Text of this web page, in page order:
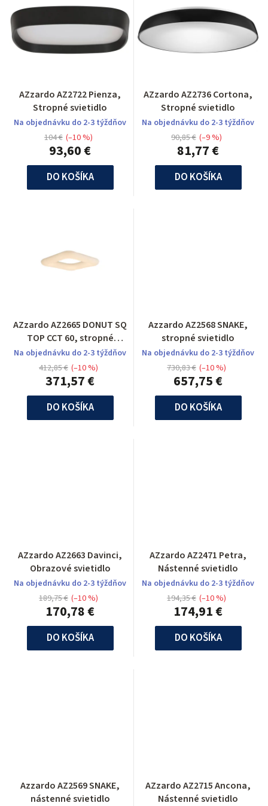
AZzardo AZ2722 Pienza,
Stropné svietidlo
Na objednávku do 2-3 týždňov
93,60 €
104 € (–10 %)
DO KOŠÍKA
AZzardo AZ2736 Cortona,
Stropné svietidlo
Na objednávku do 2-3 týždňov
81,77 €
90,85 € (–9 %)
DO KOŠÍKA
AZzardo AZ2665 DONUT SQ
TOP CCT 60, stropné
svietidlo
Na objednávku do 2-3 týždňov
371,57 €
412,85 € (–10 %)
DO KOŠÍKA
Azzardo AZ2568 SNAKE,
stropné svietidlo
Na objednávku do 2-3 týždňov
657,75 €
730,83 € (–10 %)
DO KOŠÍKA
AZzardo AZ2663 Davinci,
Obrazové svietidlo
Na objednávku do 2-3 týždňov
170,78 €
189,75 € (–10 %)
DO KOŠÍKA
AZzardo AZ2471 Petra,
Nástenné svietidlo
Na objednávku do 2-3 týždňov
174,91 €
194,35 € (–10 %)
DO KOŠÍKA
Azzardo AZ2569 SNAKE,
nástenné svietidlo
AZzardo AZ2715 Ancona,
Nástenné svietidlo